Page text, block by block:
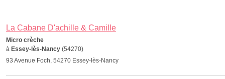
La Cabane D'achille & Camille
Micro crèche
à Essey-lès-Nancy (54270)
93 Avenue Foch, 54270 Essey-lès-Nancy